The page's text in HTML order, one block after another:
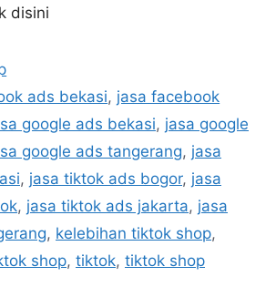
disini
ads bekasi, jasa facebook
google ads bekasi, jasa google
google ads tangerang, jasa
, jasa tiktok ads bogor, jasa
, jasa tiktok ads jakarta, jasa
, kelebihan tiktok shop,
shop, tiktok, tiktok shop